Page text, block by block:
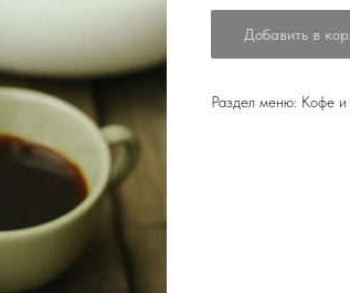
Добавить в
Раздел меню: Кофе